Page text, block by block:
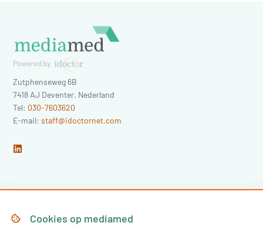
Zutphenseweg 6B
7418 AJ Deventer, Nederland
Tel: 030-7603620
E-mail:staff@idoctornet.com
HomeCookies op mediamed